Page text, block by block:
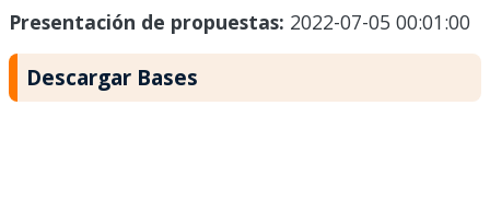
Presentación de propuestas: 2022-07-05 00:01:00
Descargar Bases